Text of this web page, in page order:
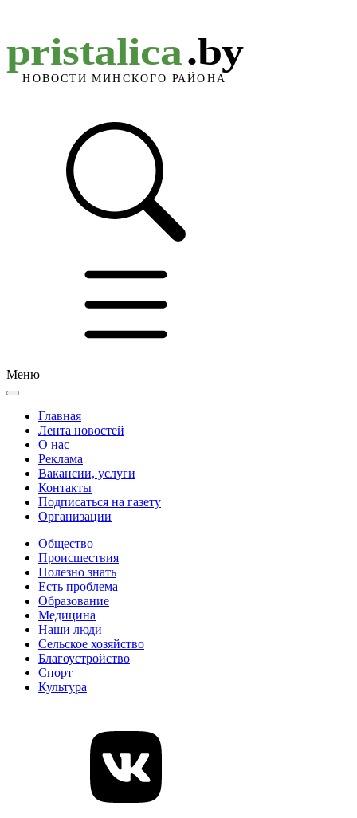
Меню
Главная
Лента новостей
О нас
Реклама
Вакансии, услуги
Контакты
Подписаться на газету
Организации
Общество
Происшествия
Полезно знать
Есть проблема
Образование
Медицина
Наши люди
Сельское хозяйство
Благоустройство
Спорт
Культура